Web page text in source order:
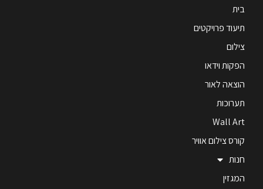
בית
תיעוד פרויקטים
צילום
הפקות וידאו
הוצאה לאור
תערוכות
Wall Art
קורס צילום אוויר
חנות
המגזין